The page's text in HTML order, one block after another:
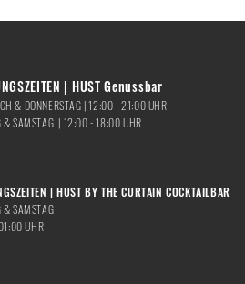
| HUST Genussbar
& DONNERSTAG |12:00 - 21:00UHR
& SAMSTAG | 12:00 - 18:00 UHR
| HUST BY THE CURTAIN COCKTAILBAR
& SAMSTAG
UHR